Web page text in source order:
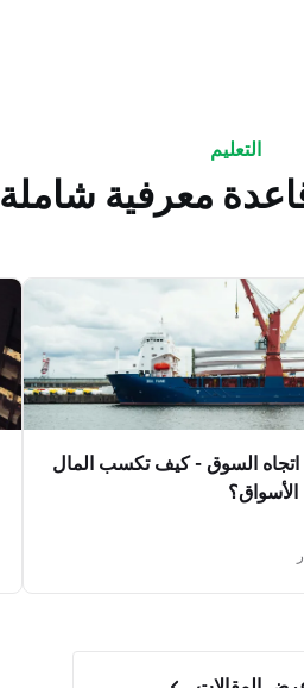
التعليم
معرفية شاملة
السوق - كيف تكسب المال